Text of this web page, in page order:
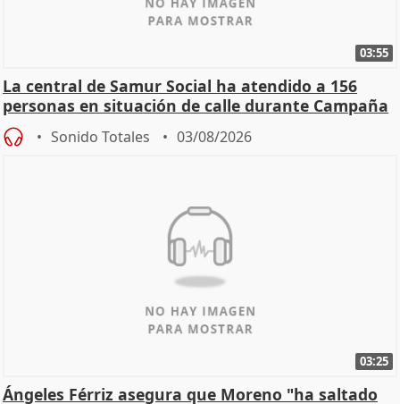
03:55
La central de Samur Social ha atendido a 156
personas en situación de calle durante Campaña
de Calor
Sonido Totales 03/08/2026
03:25
Ángeles Férriz asegura que Moreno "ha saltado